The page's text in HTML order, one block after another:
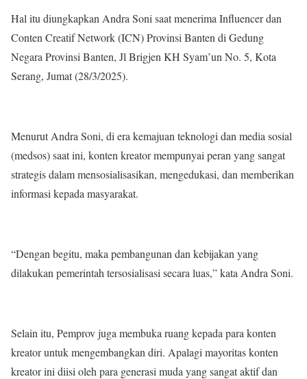
Hal itu diungkapkan Andra Soni saat menerima Influencer dan
Conten Creatif Network (ICN) Provinsi Banten di Gedung
Negara Provinsi Banten, Jl Brigjen KH Syam’un No. 5, Kota
Serang, Jumat (28/3/2025).
Menurut Andra Soni, di era kemajuan teknologi dan media sosial
(medsos) saat ini, konten kreator mempunyai peran yang sangat
strategis dalam mensosialisasikan, mengedukasi, dan memberikan
informasi kepada masyarakat.
“Dengan begitu, maka pembangunan dan kebijakan yang
dilakukan pemerintah tersosialisasi secara luas,” kata Andra Soni.
Selain itu, Pemprov juga membuka ruang kepada para konten
kreator untuk mengembangkan diri. Apalagi mayoritas konten
kreator ini diisi oleh para generasi muda yang sangat aktif dan